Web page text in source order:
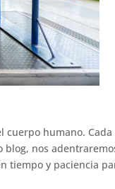
humano.
nos
tiempo y paciencia